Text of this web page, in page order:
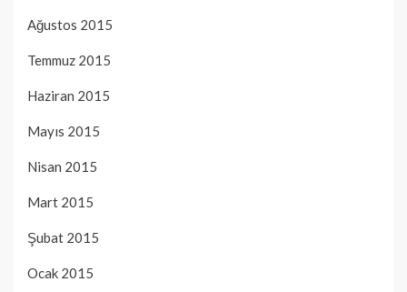
Ağustos 2015
Temmuz 2015
Haziran 2015
Mayıs 2015
Nisan 2015
Mart 2015
Şubat 2015
Ocak 2015